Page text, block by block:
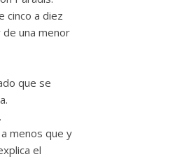
cinco a diez
una menor
que se
menos que y
el